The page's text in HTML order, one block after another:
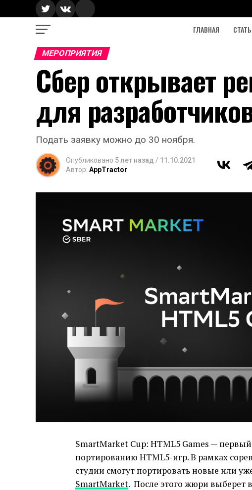
ГЛАВНАЯ
МЕРОПРИЯТИЯ
Сбер открывает
для
Подать заявку можно до 30 ноября.
Опубликовано 5 лет назад / 11.10.2021
Автор: AppTractor
SmartMarket Cup: HTML5 Games —
портированию HTML5-игр. В рамках
студии смогут портировать новые или
SmartMarket. После этого жюри выберет